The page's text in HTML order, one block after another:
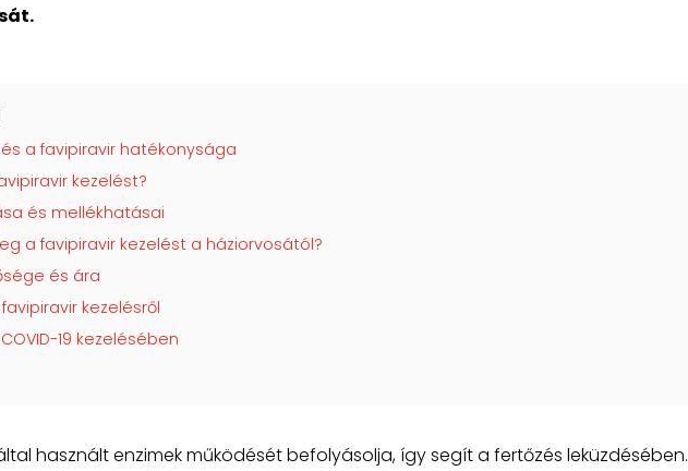
és a favipiravir hatékonysága
kezelést?
és mellékhatásai
a favipiravir kezelést a háziorvosától?
és ára
kezelésről
19 kezelésében
használt enzimek működését befolyásolja, így segít a fertőzés leküzdésében.